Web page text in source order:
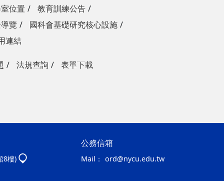
位置
教育訓練公告
覽
國科會基礎研究核心設施
連結
法規查詢 表單下載
8樓)
公務信箱
Mail： ord@nycu.edu.tw